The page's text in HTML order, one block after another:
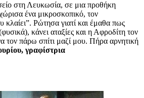
στη Λευκωσία, σε μια προθήκη
ένα μικροσκοπικό, τον
Ρώτησα γιατί και έμαθα πως
κάνει αταξίες και η Αφροδίτη τον
τον πάρω σπίτι μαζί μου. Πήρα αρνητική
γραφίστρια